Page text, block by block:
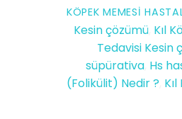
KÖPEK MEMESI
Kesin çözümü Kıl
Tedavisi Kesin
süpürativa Hs
(Folikülit) Nedir ?